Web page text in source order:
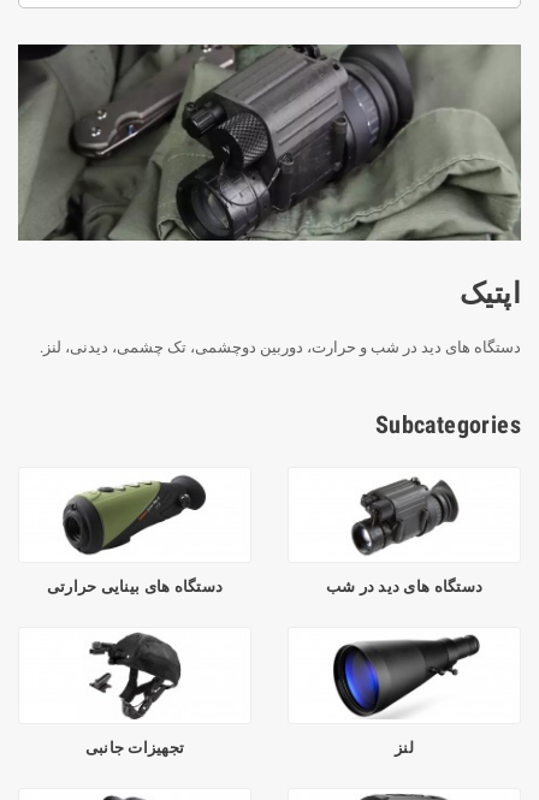
اپتیک
دستگاه های دید در شب و حرارت، دوربین دوچشمی، تک چشمی، دیدنی، لنز.
Subcategories
دستگاه های دید در شب دستگاه های بینایی حرارتی
لنز تجهیزات جانبی